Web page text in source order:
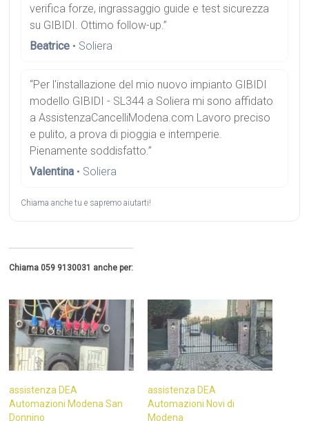
verifica forze, ingrassaggio guide e test sicurezza
su GIBIDI. Ottimo follow-up.”
Beatrice • Soliera
“Per l'installazione del mio nuovo impianto GIBIDI
modello GIBIDI - SL344 a Soliera mi sono affidato
a AssistenzaCancelliModena.com Lavoro preciso
e pulito, a prova di pioggia e intemperie.
Pienamente soddisfatto.”
Valentina • Soliera
Chiama anche tu e sapremo aiutarti!
Chiama 059 9130031 anche per:
assistenza DEA
Automazioni Modena San
Donnino
assistenza DEA
Automazioni Novi di
Modena